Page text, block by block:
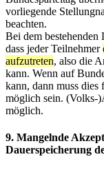
vorliegende
beachten.
Bei dem
dass jeder Teilnehmer
aufzutreten, also die
kann. Wenn auf
kann, dann muss
möglich sein. (Volks-
möglich.
9. Mangelnde
Dauerspeicherung